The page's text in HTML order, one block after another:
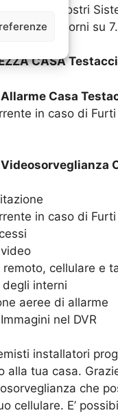
Grazie ai nostri
su 24, 7 giorni su 7.
CASA
Casa
in caso di Furti
in caso di Furti
remoto, cellulare e
interni
aeree di allarme
nel DVR
installatori
alla tua casa.
che
cellulare. E’